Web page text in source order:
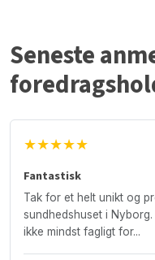
Seneste
★★★★★
Fantastisk
Tak for et helt unikt og
sundhedshuset i
ikke mindst fagligt for...